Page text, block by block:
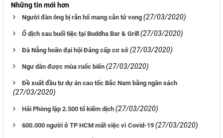
Những tin mới hơn
Người đàn ông bị rắn hổ mang cắn tử vong (27/03/2020)
Ổ dịch sau buổi tiệc tại Buddha Bar & Grill (27/03/2020)
Đà Nẵng hoãn đại hội Đảng cấp cơ sở (27/03/2020)
Ngư dân được mùa ruốc biển (27/03/2020)
Đề xuất đầu tư dự án cao tốc Bắc Nam bằng ngân sách
(27/03/2020)
Hải Phòng lập 2.500 tổ kiểm dịch (27/03/2020)
600.000 người ở TP HCM mất việc vì Covid-19 (27/03/2020)